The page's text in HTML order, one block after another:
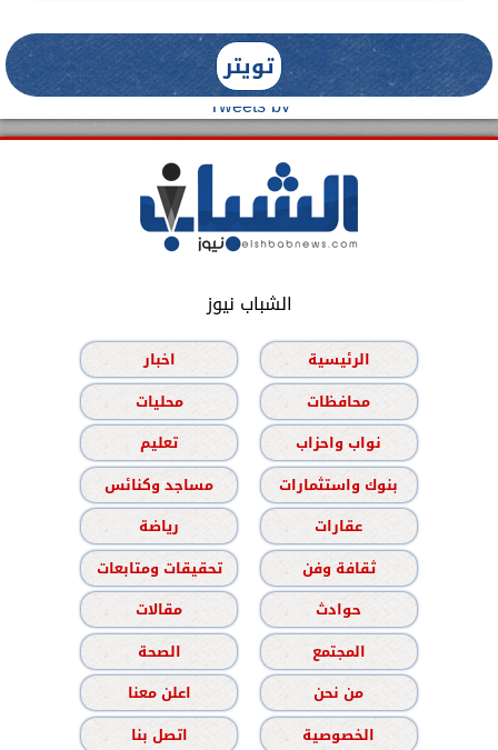
تويتر
Tweets by
الشباب نيوز
الرئيسية
اخبار
محافظات
محليات
نواب واحزاب
تعليم
بنوك واستثمارات
مساجد وكنائس
عقارات
رياضة
ثقافة وفن
تحقيقات ومتابعات
حوادث
مقالات
المجتمع
الصحة
من نحن
اعلن معنا
الخصوصية
اتصل بنا